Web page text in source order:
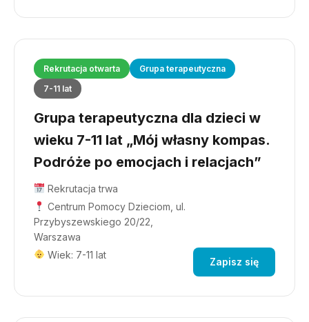
Rekrutacja otwarta
Grupa terapeutyczna
7-11 lat
Grupa terapeutyczna dla dzieci w
wieku 7-11 lat „Mój własny kompas.
Podróże po emocjach i relacjach”
Rekrutacja trwa
Centrum Pomocy Dzieciom, ul.
Przybyszewskiego 20/22,
Warszawa
Wiek: 7-11 lat
Zapisz się